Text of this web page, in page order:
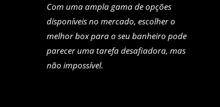
Com uma ampla gama de opções
disponíveis no mercado, escolher o
melhor box para o seu banheiro pode
parecer uma tarefa desafiadora, mas
não impossível.